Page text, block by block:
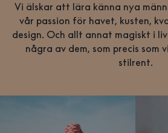
Vi älskar att lära känna nya
vår passion för havet, kusten,
design. Och allt annat magiskt i
några av dem, som precis som
stilrent.